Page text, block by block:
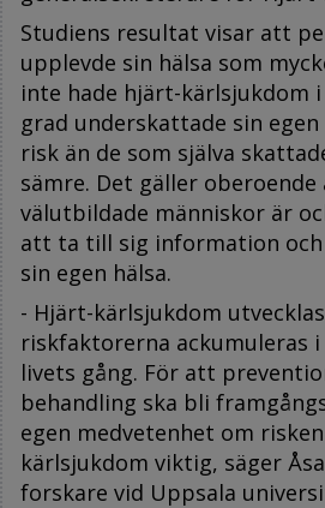
Studiens resultat visar att
upplevde sin hälsa som
inte hade hjärt-kärlsjukdom
grad underskattade sin
risk än de som själva
sämre. Det gäller oberoende
välutbildade människor är
att ta till sig information
sin egen hälsa.
- Hjärt-kärlsjukdom
riskfaktorerna ackumuleras
livets gång. För att
behandling ska bli
egen medvetenhet om
kärlsjukdom viktig, säger
forskare vid Uppsala